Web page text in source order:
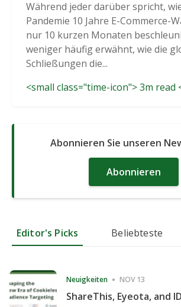
Cookieless Data
Solutions
Während jeder darüber spricht,
Pandemie 10 Jahre E-Commerce-
nur 10 kurzen Monaten
weniger häufig erwähnt, wie die
Schließungen die...
<small class="time-icon"> 3m read
Abonnieren Sie unseren
Abonnieren
Editor's Picks Beliebteste
Neuigkeiten NOV 13
ShareThis, Eyeota, and